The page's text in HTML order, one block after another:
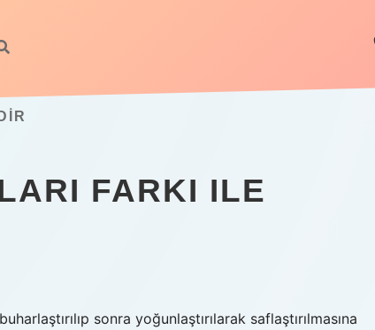
FARKI ILE
sonra yoğunlaştırılarak saflaştırılmasına